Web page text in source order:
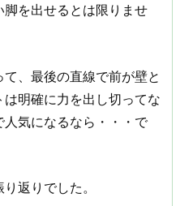
を出せるとは限りませ
、最後の直線で前が壁と
明確に力を出し切ってな
気になるなら・・・で
返りでした。